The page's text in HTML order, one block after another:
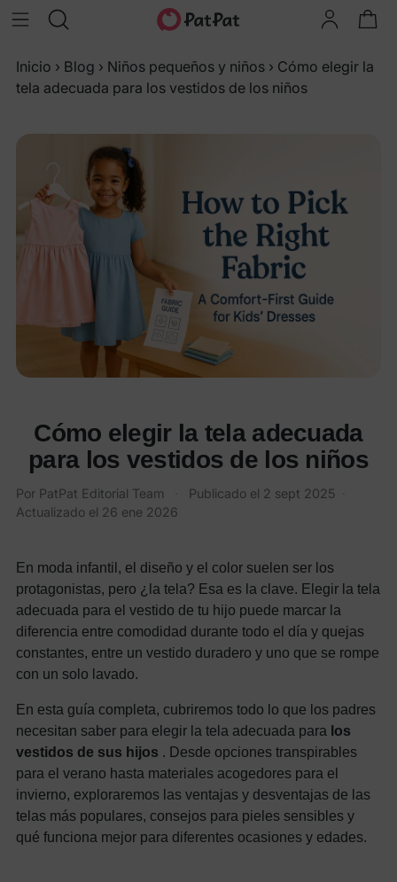
Inicio › Blog › Niños pequeños y niños › Cómo elegir la
tela adecuada para los vestidos de los niños
Cómo elegir la tela adecuada
para los vestidos de los niños
Por PatPat Editorial Team Publicado el 2 sept 2025
Actualizado el 26 ene 2026
En moda infantil, el diseño y el color suelen ser los
protagonistas, pero ¿la tela? Esa es la clave. Elegir la tela
adecuada para el vestido de tu hijo puede marcar la
diferencia entre comodidad durante todo el día y quejas
constantes, entre un vestido duradero y uno que se rompe
con un solo lavado.
En esta guía completa, cubriremos todo lo que los padres
necesitan saber para elegir la tela adecuada para los
vestidos de sus hijos . Desde opciones transpirables
para el verano hasta materiales acogedores para el
invierno, exploraremos las ventajas y desventajas de las
telas más populares, consejos para pieles sensibles y
qué funciona mejor para diferentes ocasiones y edades.